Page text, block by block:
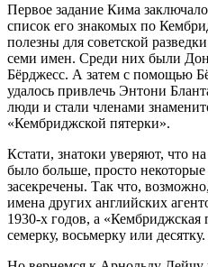
Первое задание Кима
список его знакомых по
полезны для советской
семи имен. Среди них были
Бёрджесс. А затем с помощью
удалось привлечь Энтони
люди и стали членами
«Кембриджской пятерки».
Кстати, знатоки уверяют, что
было больше, просто
засекречены. Так что,
имена других английских
1930-х годов, а «Кембриджская
семерку, восьмерку или десятку.